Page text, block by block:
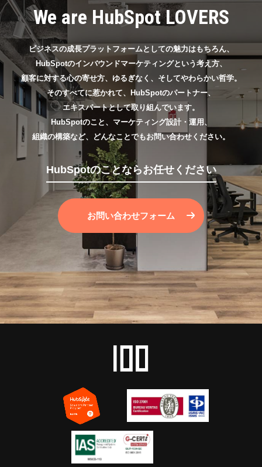
We are HubSpot LOVERS
ビジネスの成長プラットフォームとしての魅力はもちろん、
HubSpotのインバウンドマーケティングという考え方、
顧客に対する心の寄せ方、ゆるぎなく、そしてやわらかい哲学。
そのすべてに惹かれて、HubSpotのパートナー、
エキスパートとして取り組んでいます。
HubSpotのこと、マーケティング設計・運用、
組織の構築など、どんなことでもお問い合わせください。
HubSpotのことならお任せください
お問い合わせフォーム